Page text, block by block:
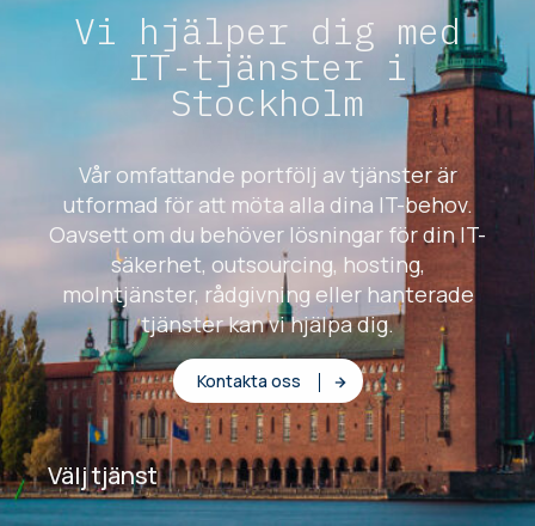
Vi hjälper dig med
IT-tjänster i
Stockholm
Vår omfattande portfölj av tjänster är
utformad för att möta alla dina IT-behov.
Oavsett om du behöver lösningar för din IT-
säkerhet, outsourcing, hosting,
molntjänster, rådgivning eller hanterade
tjänster kan vi hjälpa dig.
Kontakta oss
Välj tjänst